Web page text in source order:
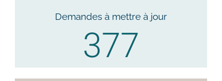
Demandes à mettre à jour
377